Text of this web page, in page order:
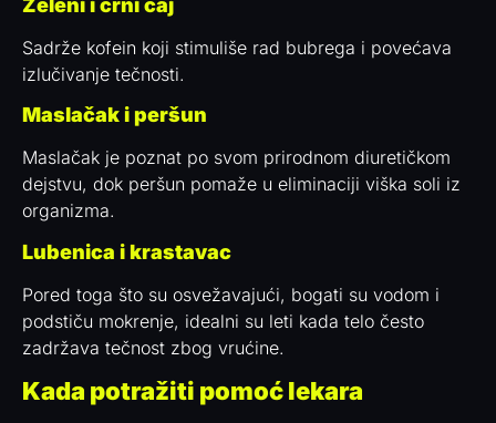
Zeleni i crni čaj
Sadrže kofein koji stimuliše rad bubrega i povećava
izlučivanje tečnosti.
Maslačak i peršun
Maslačak je poznat po svom prirodnom diuretičkom
dejstvu, dok peršun pomaže u eliminaciji viška soli iz
organizma.
Lubenica i krastavac
Pored toga što su osvežavajući, bogati su vodom i
podstiču mokrenje, idealni su leti kada telo često
zadržava tečnost zbog vrućine.
Kada potražiti pomoć lekara